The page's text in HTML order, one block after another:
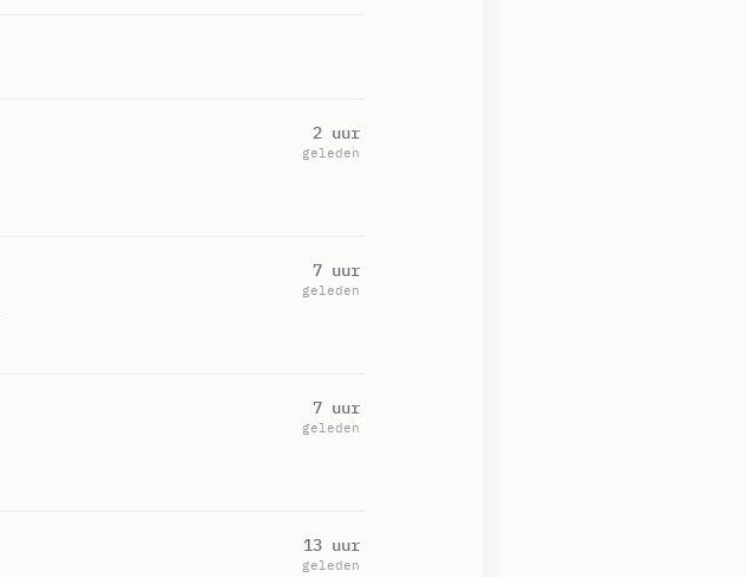
2 uur
geleden
7 uur
geleden
7 uur
geleden
13 uur
geleden